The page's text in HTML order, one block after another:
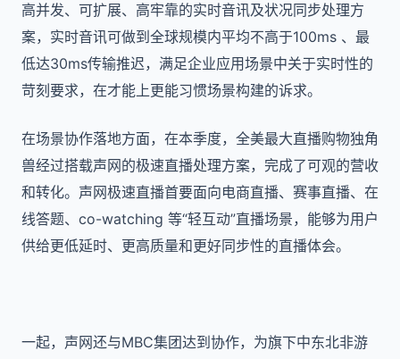
高并发、可扩展、高牢靠的实时音讯及状况同步处理方
案，实时音讯可做到全球规模内平均不⾼于100ms 、最
低达30ms传输推迟，满⾜企业应⽤场景中关于实时性的
苛刻要求，在才能上更能习惯场景构建的诉求。
在场景协作落地方面，在本季度，全美最大直播购物独角
兽经过搭载声网的极速直播处理方案，完成了可观的营收
和转化。声网极速直播首要面向电商直播、赛事直播、在
线答题、co-watching 等“轻互动”直播场景，能够为用户
供给更低延时、更高质量和更好同步性的直播体会。
一起，声网还与MBC集团达到协作，为旗下中东北非游